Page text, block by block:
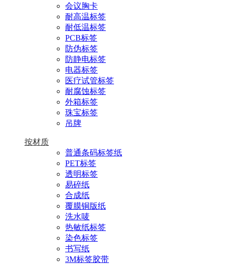
会议胸卡
耐高温标签
耐低温标签
PCB标签
防伪标签
防静电标签
电器标签
医疗试管标签
耐腐蚀标签
外箱标签
珠宝标签
吊牌
按材质
普通条码标签纸
PET标签
透明标签
易碎纸
合成纸
覆膜铜版纸
洗水唛
热敏纸标签
染色标签
书写纸
3M标签胶带